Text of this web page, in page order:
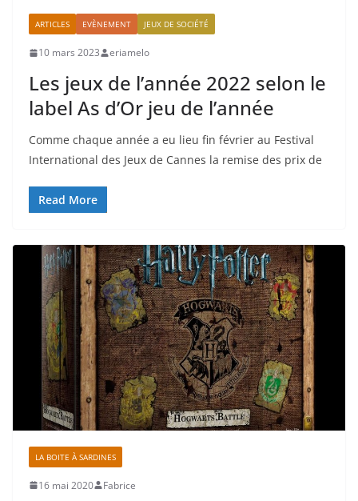
ARTICLES EVÈNEMENT JEUX DE SOCIÉTÉ
10 mars 2023 eriamelo
Les jeux de l’année 2022 selon le
label As d’Or jeu de l’année
Comme chaque année a eu lieu fin février au Festival
International des Jeux de Cannes la remise des prix de
Read More
LA BOITE À SARDINES
16 mai 2020 Fabrice